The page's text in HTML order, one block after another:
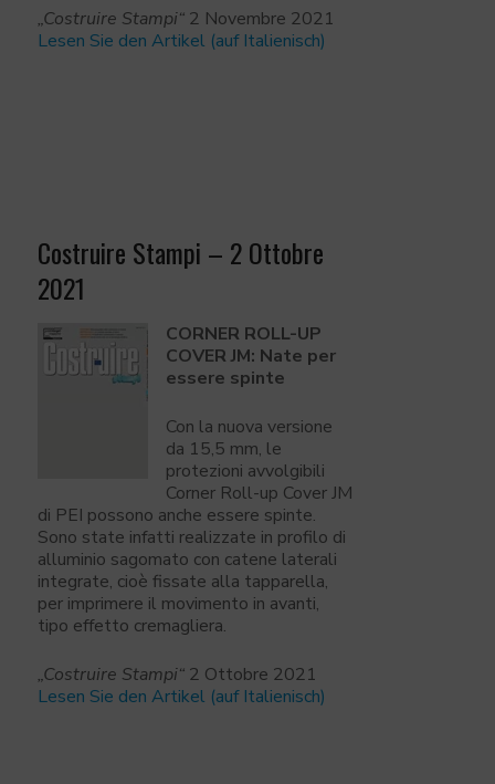
„Costruire Stampi“2 Novembre 2021
Lesen Sie den Artikel (auf Italienisch)
Costruire Stampi – 2 Ottobre
2021
CORNER ROLL-UP
COVER JM: Nate per
essere spinte
Con la nuova versione
da 15,5 mm, le
protezioni avvolgibili
Corner Roll-up Cover JM
di PEI possono anche essere spinte.
Sono state infatti realizzate in profilo di
alluminio sagomato con catene laterali
integrate, cioè fissate alla tapparella,
per imprimere il movimento in avanti,
tipo effetto cremagliera.
„Costruire Stampi“2 Ottobre 2021
Lesen Sie den Artikel (auf Italienisch)